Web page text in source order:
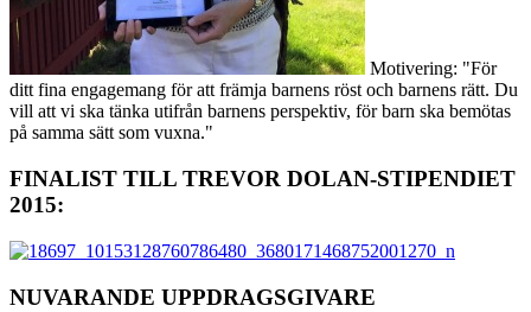
Motivering: "För
ditt fina engagemang för att främja barnens röst och barnens rätt. Du
vill att vi ska tänka utifrån barnens perspektiv, för barn ska bemötas
på samma sätt som vuxna."
FINALIST TILL TREVOR DOLAN-STIPENDIET
2015:
NUVARANDE UPPDRAGSGIVARE